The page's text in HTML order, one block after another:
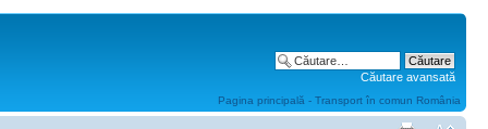
Căutare avansată
Pagina principală - Transport în comun România